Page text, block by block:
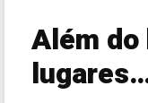
Além